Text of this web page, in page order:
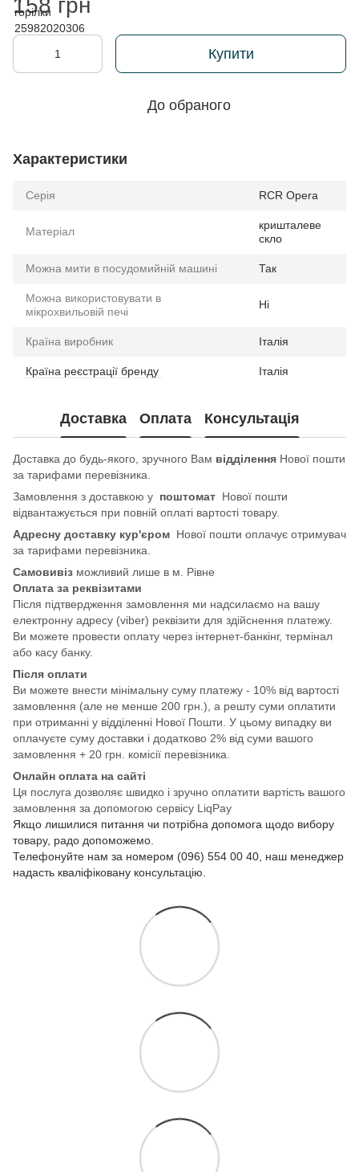
158 грн
Купити
До обраного
Характеристики
Серія RCR Opera
Матеріал
кришталеве
скло
Можна мити в посудомийній машині Так
Можна використовувати в
мікрохвильовій печі
Ні
Країна виробник Італія
Країна реєстрації бренду Італія
Доставка Оплата Консультація
Доставка до будь-якого, зручного Вам відділення Нової пошти
за тарифами перевізника.
Замовлення з доставкою у поштомат Нової пошти
відвантажується при повній оплаті вартості товару.
Адресну доставку кур'єром Нової пошти оплачує отримувач
за тарифами перевізника.
Самовивіз можливий лише в м. Рівне
Оплата за реквізитами
Після підтвердження замовлення ми надсилаємо на вашу
електронну адресу (viber) реквізити для здійснення платежу.
Ви можете провести оплату через інтернет-банкінг, термінал
або касу банку.
Після оплати
Ви можете внести мінімальну суму платежу - 10% від вартості
замовлення (але не менше 200 грн.), а решту суми оплатити
при отриманні у відділенні Нової Пошти. У цьому випадку ви
оплачуєте суму доставки і додатково 2% від суми вашого
замовлення + 20 грн. комісії перевізника.
Онлайн оплата на сайті
Ця послуга дозволяє швидко і зручно оплатити вартість вашого
замовлення за допомогою сервісу LiqPay
Якщо лишилися питання чи потрібна допомога щодо вибору
товару, радо допоможемо.
Телефонуйте нам за номером (096) 554 00 40, наш менеджер
надасть кваліфіковану консультацію.